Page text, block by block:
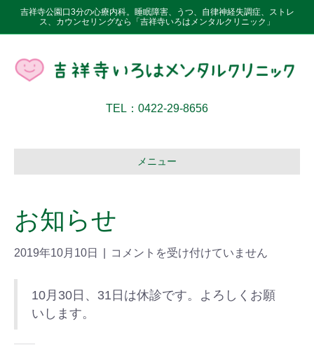
吉祥寺公園口3分の心療内科。睡眠障害、うつ、自律神経失調症、ストレ
ス、カウンセリングなら「吉祥寺いろはメンタルクリニック」
TEL：0422-29-8656
メニュー
お知らせ
2019年10月10日 コメントを受け付けていません
10月30日、31日は休診です。よろしくお願
いします。